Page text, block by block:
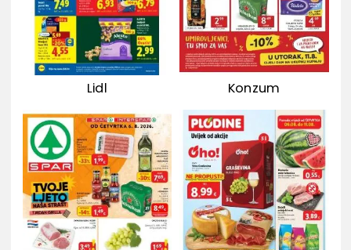
Lidl Konzum